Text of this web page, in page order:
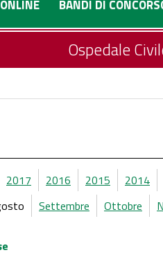
BANDI DI
Ospedale
2017 2016 2015
2014
Settembre Ottobre